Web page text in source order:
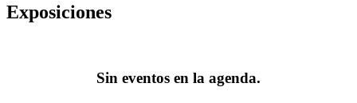
Exposiciones
Sin eventos en la agenda.